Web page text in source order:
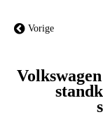
Vorige